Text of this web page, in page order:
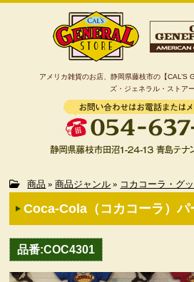
アメリカ雑貨のお店、静岡県藤枝市の【CAL’S
ズ・ジェネラル・ストアー
Home
カート
特定商取引法に基づ
商品 » 商品ジャンル » コカコーラ・グ
Coca-Cola（コカコーラ）パ
品番:COC4301